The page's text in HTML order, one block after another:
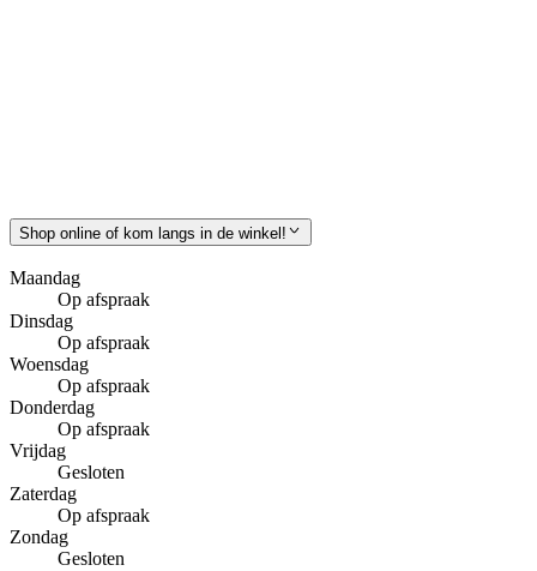
Shop online of kom langs in de winkel!
Maandag
Op afspraak
Dinsdag
Op afspraak
Woensdag
Op afspraak
Donderdag
Op afspraak
Vrijdag
Gesloten
Zaterdag
Op afspraak
Zondag
Gesloten